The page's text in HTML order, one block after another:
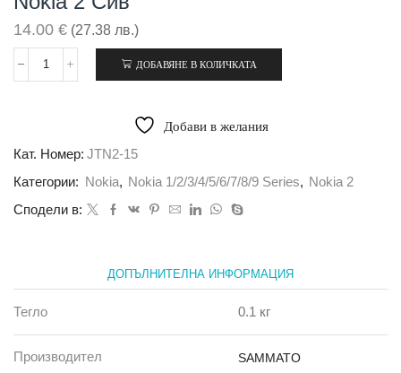
14.00 € (27.38 лв.)
количество
Sammato
Nokia
сив
ДОБАВЯНЕ В КОЛИЧКАТА
Добави в желания
Кат. Номер: JTN2-15
Категории:
Nokia, Nokia 1/2/3/4/5/6/7/8/9 Series, Nokia 2
Сподели в:
ДОПЪЛНИТЕЛНА ИНФОРМАЦИЯ
Тегло 0.1 кг
Производител SAMMATO